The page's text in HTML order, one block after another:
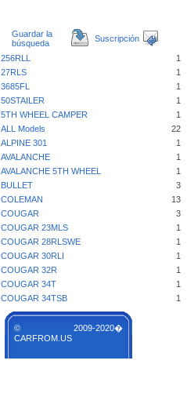
Guardar la
búsqueda
Suscripción
256RLL 1
27RLS
1
3685FL
1
50STAILER
1
5TH WHEEL CAMPER
1
ALL Models
22
ALPINE 301
1
AVALANCHE
1
AVALANCHE 5TH WHEEL
1
BULLET
3
COLEMAN
13
COUGAR
3
COUGAR 23MLS
1
COUGAR 28RLSWE
1
COUGAR 30RLI
1
COUGAR 32R
1
COUGAR 34T
1
COUGAR 34TSB
1
© 2009-2020�
CARFROM.US